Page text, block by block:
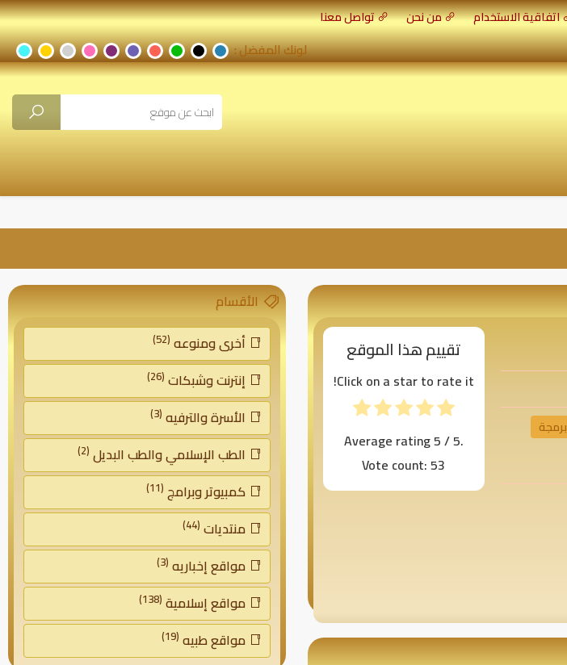
اتفاقية الاستخدام من نحن تواصل معنا
لونك المفضل :
برمجة
تقييم هذا الموقع
Click on a star to rate it!
Average rating5/ 5.
Vote count:53
الأقسام
أخرى ومنوعه (52)
إنترنت وشبكات (26)
الأسرة والترفيه (3)
الطب الإسلامي والطب البديل (2)
كمبيوتر وبرامج (11)
منتديات (44)
مواقع إخباريه (3)
مواقع إسلامية (138)
مواقع طبيه (19)